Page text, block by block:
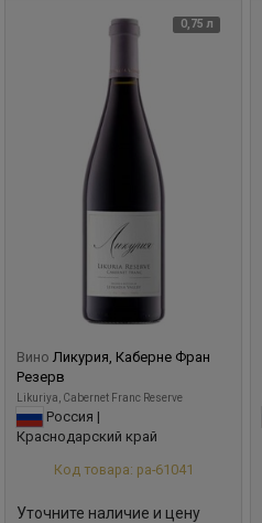
0,75 л
Вино Ликурия, Каберне Фран
Резерв
Likuriya, Cabernet Franc Reserve
Россия |
Краснодарский край
Код товара: ра-61041
Уточните наличие и цену